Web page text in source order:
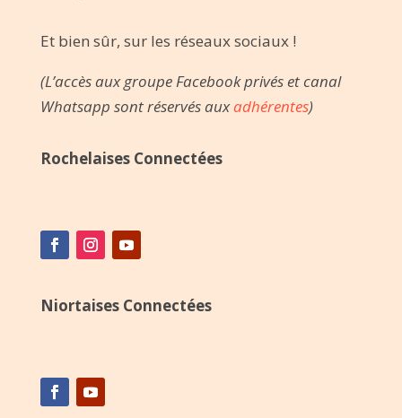
Et bien sûr, sur les réseaux sociaux !
(L’accès aux groupe Facebook privés et canal
Whatsapp sont réservés auxadhérentes)
Rochelaises Connectées
Niortaises Connectées